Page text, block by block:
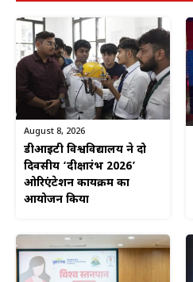
August 8, 2026
डीआईटी विश्वविद्यालय ने दो
दिवसीय ‘दीक्षारंभ 2026’
ओरिएंटेशन कार्यक्रम का
आयोजन किया